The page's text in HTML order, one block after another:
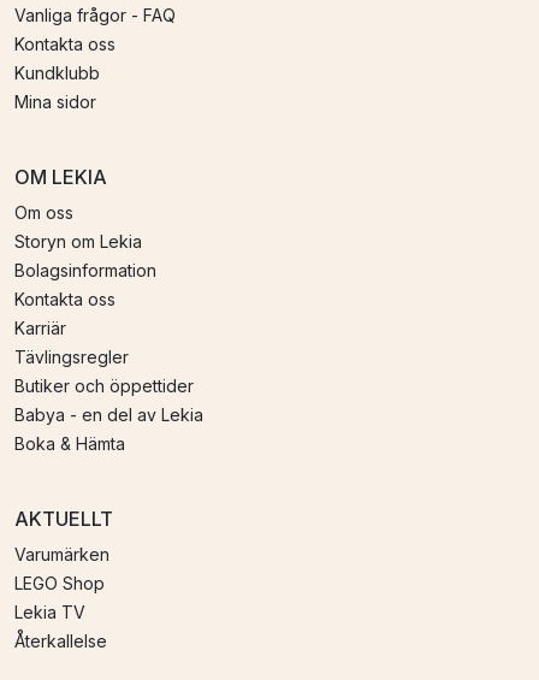
Vanliga frågor - FAQ
Kontakta oss
Kundklubb
Mina sidor
OM LEKIA
Om oss
Storyn om Lekia
Bolagsinformation
Kontakta oss
Karriär
Tävlingsregler
Butiker och öppettider
Babya - en del av Lekia
Boka & Hämta
AKTUELLT
Varumärken
LEGO Shop
Lekia TV
Återkallelse